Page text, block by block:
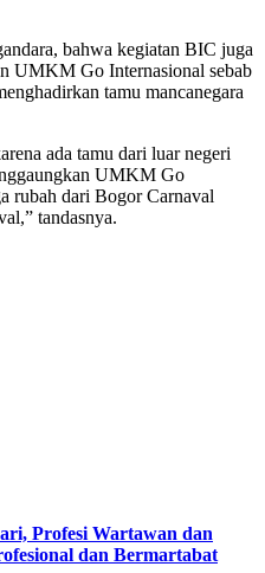
bahwa kegiatan BIC juga
UMKM Go Internasional sebab
tamu mancanegara
ada tamu dari luar negeri
UMKM Go
rubah dari Bogor Carnaval
tandasnya.
Profesi Wartawan dan
dan Bermartabat